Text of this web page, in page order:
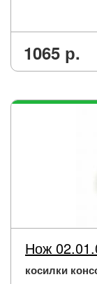
1065 р.
Нож
косилки